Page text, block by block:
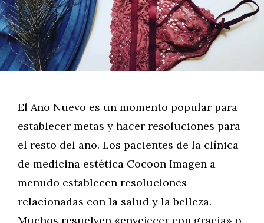
El Año Nuevo es un momento popular para
establecer metas y hacer resoluciones para
el resto del año. Los pacientes de la clínica
de medicina estética Cocoon Imagen a
menudo establecen resoluciones
relacionadas con la salud y la belleza.